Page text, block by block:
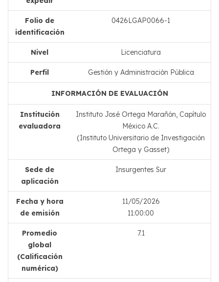
Folio de
identificación
0426LGAP0066-1
Nivel Licenciatura
Perfil Gestión y Administración Pública
INFORMACIÓN DE EVALUACIÓN
Institución
evaluadora
Instituto José Ortega Marañón, Capítulo
México A.C.
(Instituto Universitario de Investigación
Ortega y Gasset)
Sede de
aplicación
Insurgentes Sur
Fecha y hora
de emisión
11/05/2026
11:00:00
Promedio
global
(Calificación
numérica)
7.1